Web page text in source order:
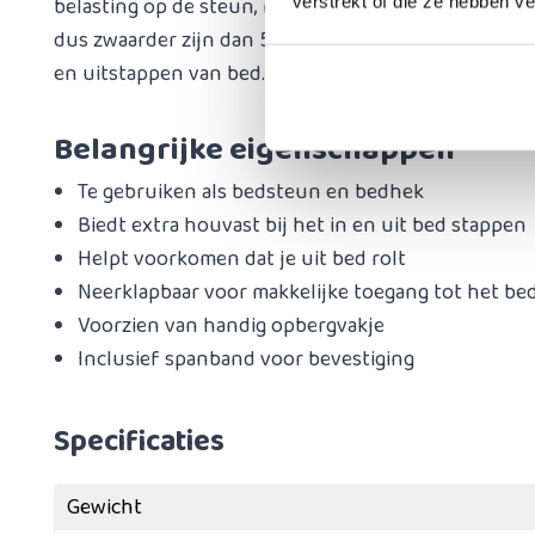
belasting op de steun, niet het maximale
dus zwaarder zijn dan 50 kg. De steun is bedoeld
en uitstappen van bed.
Belangrijke eigenschappen
Te gebruiken als bedsteun en bedhek
Biedt extra houvast bij het in en uit bed stappen
Helpt voorkomen dat je uit bed rolt
Neerklapbaar voor makkelijke toegang tot het
Voorzien van handig opbergvakje
Inclusief spanband voor bevestiging
Specificaties
Gewicht